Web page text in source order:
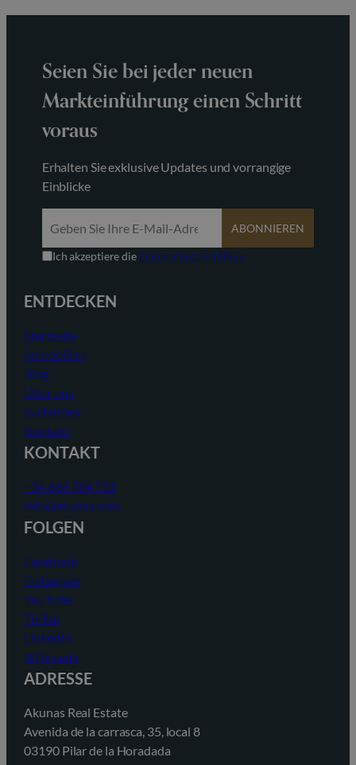
Seien Sie bei jeder neuen
Markteinführung einen Schritt
voraus
Erhalten Sie exklusive Updates und vorrangige
Einblicke
ABONNIEREN
Ich akzeptiere die Datenschutzrichtlinie
ENTDECKEN
Startseite
Immobilien
Blog
Über uns
Suchindex
Kontakt
KONTAKT
+34 868 784 752
info@akunas.com
FOLGEN
Facebook
Instagram
YouTube
TikTok
LinkedIn
@Threads
ADRESSE
Akunas Real Estate
Avenida de la carrasca, 35, local 8
03190 Pilar de la Horadada